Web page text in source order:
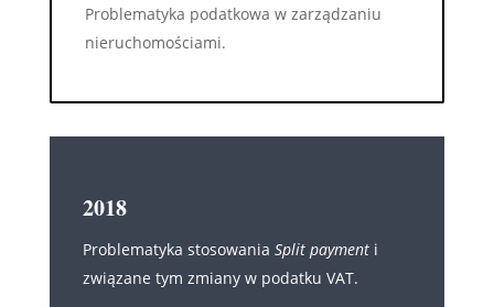
Problematyka podatkowa w zarządzaniu
nieruchomościami.
2018
Problematyka stosowania Split payment i
związane tym zmiany w podatku VAT.